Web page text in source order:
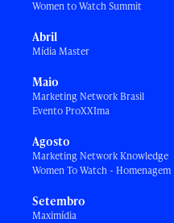
Women to Watch Summit
Abril
Mídia Master
Maio
Marketing Network Brasil
Evento ProXXIma
Agosto
Marketing Network Knowledge
Women To Watch - Homenagem
Setembro
Maximídia